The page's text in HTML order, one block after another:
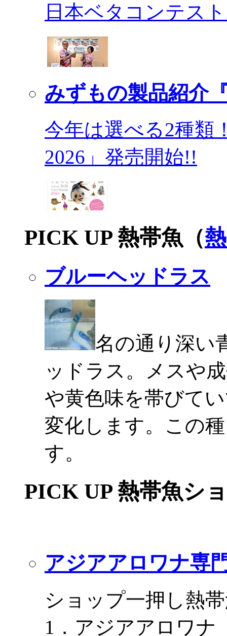
日本ベタコンテス
みずもの製品紹介
今年は選べる2種類
2026」発売開始!!
PICK UP 熱帯魚（
ブルーヘッドラス
名の通り深い
ッドラス。メスや
や黄色味を帯びて
変化します。この
す。
PICK UP 熱帯魚シ
アジアアロワナ専
ショップ一押し熱
1．アジアアロワ